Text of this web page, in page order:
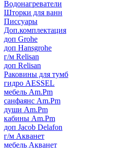
Водонагреватели
Шторки для ванн
Писсуары
Доп.комплектация
доп Grohe
доп Hansgrohe
г/м Relisan
доп Relisan
Раковины для тумб
гидро AESSEL
мебель Am.Pm
санфаянс Am.Pm
души Am.Pm
кабины Am.Pm
доп Jacob Delafon
г/м Акванет
мебель Акванет